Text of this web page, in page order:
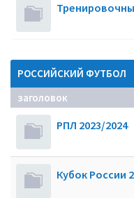
РОССИЙСКИЙ ФУТБОЛ
заголовок
РПЛ 2023/2024
Кубок России